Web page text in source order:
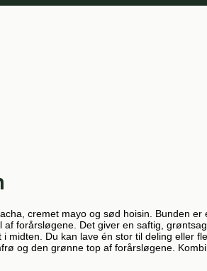
cremet mayo og sød hoisin. Bunden er
forårsløgene. Det giver en saftig,
Du kan lave én stor til deling eller
og den grønne top af forårsløgene.